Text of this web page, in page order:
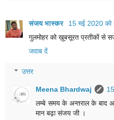
संजय भास्‍कर
15 मई 2020
गुलमोहर को ख़ूबसूरत प्रतीकों से
जवाब दें
उत्तर
Meena Bhardwaj
लम्बे समय के अन्तराल के बाद
मान बढ़ा संजय जी ।